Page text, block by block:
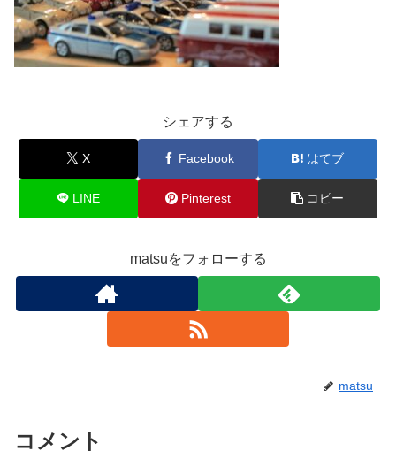
シェアする
X Facebook はてブ
LINE Pinterest コピー
matsuをフォローする
matsu
コメント